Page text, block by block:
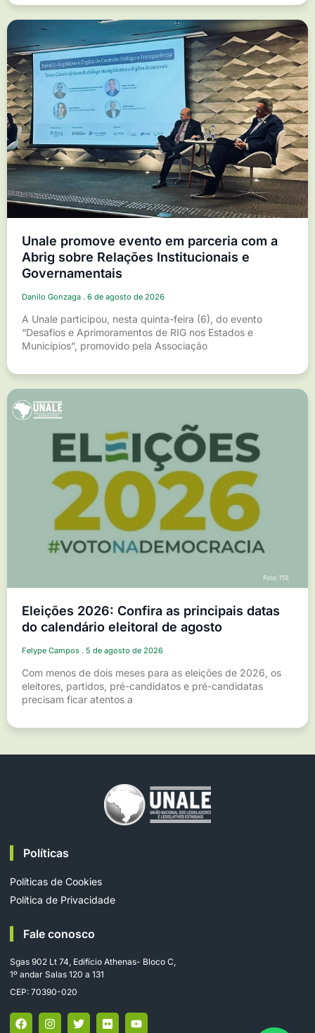
Unale promove evento em parceria com a
Abrig sobre Relações Institucionais e
Governamentais
Danilo Gonzaga 6 de agosto de 2026
A Unale participou, nesta quinta-feira (6), do evento
“Desafios e Aprimoramentos de RIG nos Estados e
Municípios”, promovido pela Associação
Eleições 2026: Confira as principais datas
do calendário eleitoral de agosto
Felype Campos 5 de agosto de 2026
Com menos de dois meses para as eleições de 2026, os
eleitores, partidos, pré-candidatos e pré-candidatas
precisam ficar atentos a
Políticas
Políticas de Cookies
Política de Privacidade
Fale conosco
Sgas 902 Lt 74, Edifício Athenas- Bloco C,
1º andar Salas 120 a 131
CEP: 70390-020